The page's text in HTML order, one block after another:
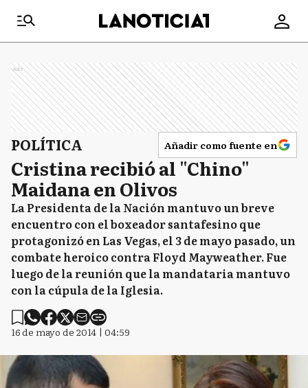
Ads
POLÍTICA Añadir como fuente en
Cristina recibió al "Chino"
Maidana en Olivos
La Presidenta de la Nación mantuvo un breve
encuentro con el boxeador santafesino que
protagonizó en Las Vegas, el 3 de mayo pasado, un
combate heroico contra Floyd Mayweather. Fue
luego de la reunión que la mandataria mantuvo
con la cúpula de la Iglesia.
16 de mayo de 2014 | 04:59